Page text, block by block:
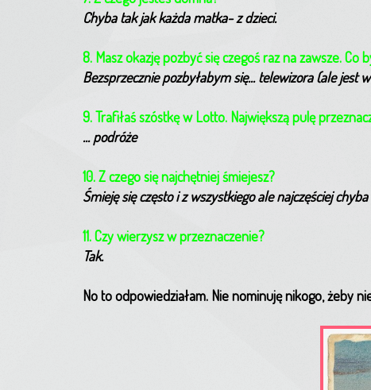
Chyba tak jak każda matka- z dzieci.
8. Masz okazję pozbyć się czegoś raz na zawsze. Co
Bezsprzecznie pozbyłabym się... telewizora (ale jest
9. Trafiłaś szóstkę w Lotto. Największą pulę
... podróże
10. Z czego się najchętniej śmiejesz?
Śmieję się często i z wszystkiego ale najczęściej
11. Czy wierzysz w przeznaczenie?
Tak.
No to odpowiedziałam. Nie nominuję nikogo, żeby